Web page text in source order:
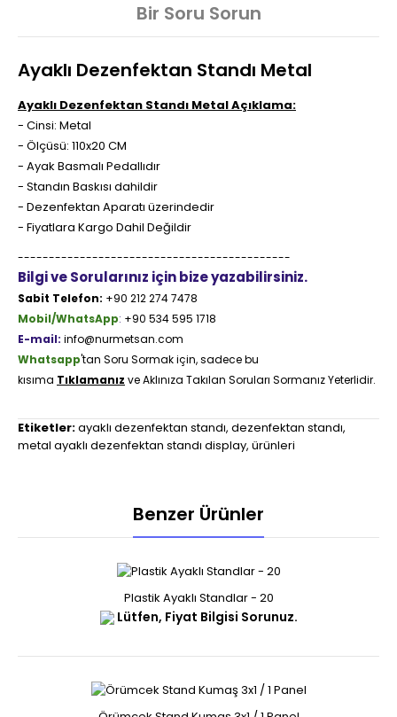
Bir Soru Sorun
Ayaklı Dezenfektan Standı Metal
Ayaklı Dezenfektan Standı Metal Açıklama:
- Cinsi: Metal
- Ölçüsü: 110x20 CM
- Ayak Basmalı Pedallıdır
- Standın Baskısı dahildir
- Dezenfektan Aparatı üzerindedir
- Fiyatlara Kargo Dahil Değildir
--------------------------------------------
Bilgi ve Sorularınız için bize yazabilirsiniz.
Sabit Telefon: +90 212 274 7478
Mobil/WhatsApp: +90 534 595 1718
E-mail: info@nurmetsan.com
Whatsapp'tan Soru Sormak için, sadece bu
kısıma Tıklamanız ve Aklınıza Takılan Soruları Sormanız Yeterlidir.
Etiketler:ayaklı dezenfektan standı, dezenfektan standı,
metal ayaklı dezenfektan standı display, ürünleri
Benzer Ürünler
Plastik Ayaklı Standlar - 20
Lütfen, Fiyat Bilgisi Sorunuz.